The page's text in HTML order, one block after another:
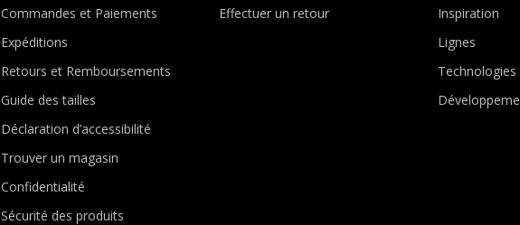
Commandes et Paiements
Expéditions
Retours et Remboursements
Guide des tailles
Déclaration d’accessibilité
Trouver un magasin
Confidentialité
Sécurité des produits
Effectuer un retour
Inspiration
Lignes
Technologies